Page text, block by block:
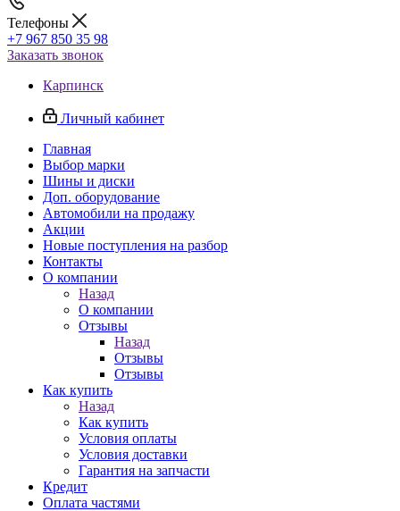
Телефоны
+7 967 850 35 98
Заказать звонок
Карпинск
Личный кабинет
Главная
Выбор марки
Шины и диски
Доп. оборудование
Автомобили на продажу
Акции
Новые поступления на разбор
Контакты
О компании
Назад
О компании
Отзывы
Назад
Отзывы
Отзывы
Как купить
Назад
Как купить
Условия оплаты
Условия доставки
Гарантия на запчасти
Кредит
Оплата частями